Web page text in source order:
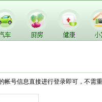
帐号信息直接进行登录即可，不需